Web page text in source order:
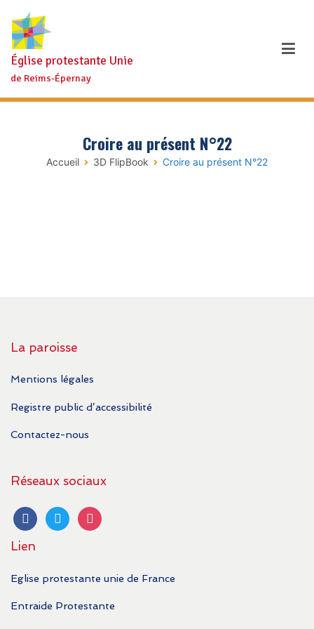
contenu
Église protestante Unie
de Reims-Épernay
Croire au présent N°22
Accueil 3D FlipBook Croire au présent N°22
La paroisse
Mentions légales
Registre public d’accessibilité
Contactez-nous
Réseaux sociaux
facebooktwitter instagram
Lien
Eglise protestante unie de France
Entraide Protestante